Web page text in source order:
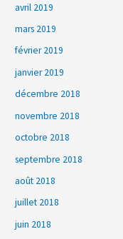
avril 2019
mars 2019
février 2019
janvier 2019
décembre 2018
novembre 2018
octobre 2018
septembre 2018
août 2018
juillet 2018
juin 2018